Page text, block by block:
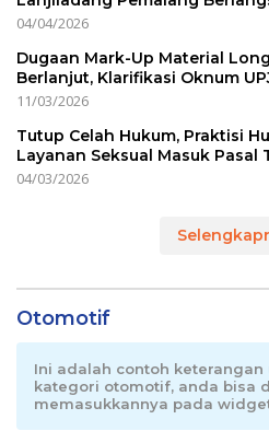
04/04/2026
Dugaan Mark-Up Material
Berlanjut, Klarifikasi Oknum
11/03/2026
Tutup Celah Hukum, Praktisi
Layanan Seksual Masuk Pasal
04/03/2026
Otomotif
Ini adalah contoh
kategori otomotif, anda bisa
memasukkannya pada